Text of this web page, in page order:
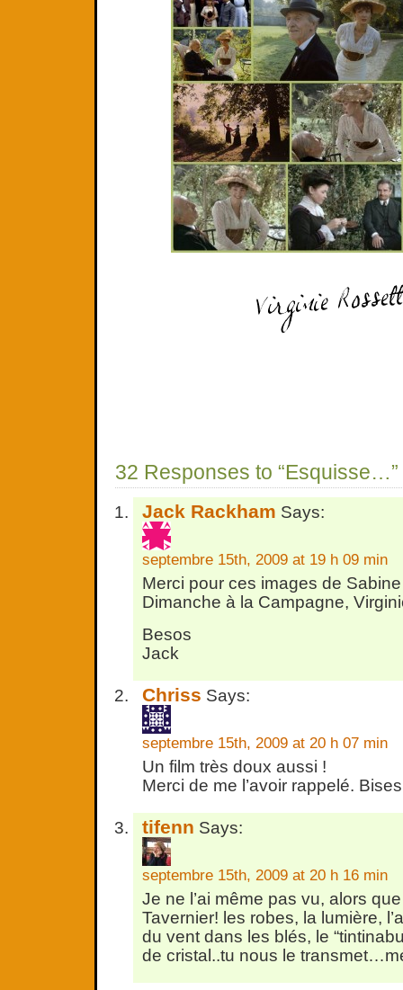
32 Responses to “Esquisse…”
Jack Rackham Says:
septembre 15th, 2009 at 19 h 09 min
Merci pour ces images de
Dimanche à la Campagne,
Besos
Jack
Chriss Says:
septembre 15th, 2009 at 20 h 07 min
Un film très doux aussi !
Merci de me l’avoir rappelé.
tifenn Says:
septembre 15th, 2009 at 20 h 16 min
Je ne l’ai même pas vu, alors
Tavernier! les robes, la lumière,
du vent dans les blés, le
de cristal..tu nous le